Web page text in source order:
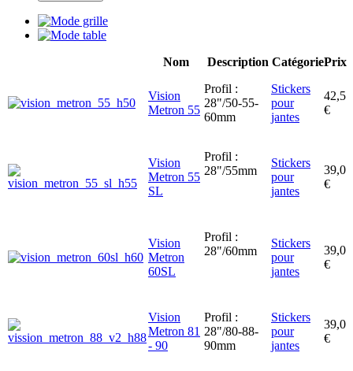
Nom Description CatégoriePrix
Vision
Metron 55
Profil :
28"/50-55-
60mm
Stickers
pour
jantes
42,5
€
Vision
Metron 55
SL
Profil :
28"/55mm
Stickers
pour
jantes
39,0
€
Vision
Metron
60SL
Profil :
28"/60mm
Stickers
pour
jantes
39,0
€
Vision
Metron 81
- 90
Profil :
28"/80-88-
90mm
Stickers
pour
jantes
39,0
€